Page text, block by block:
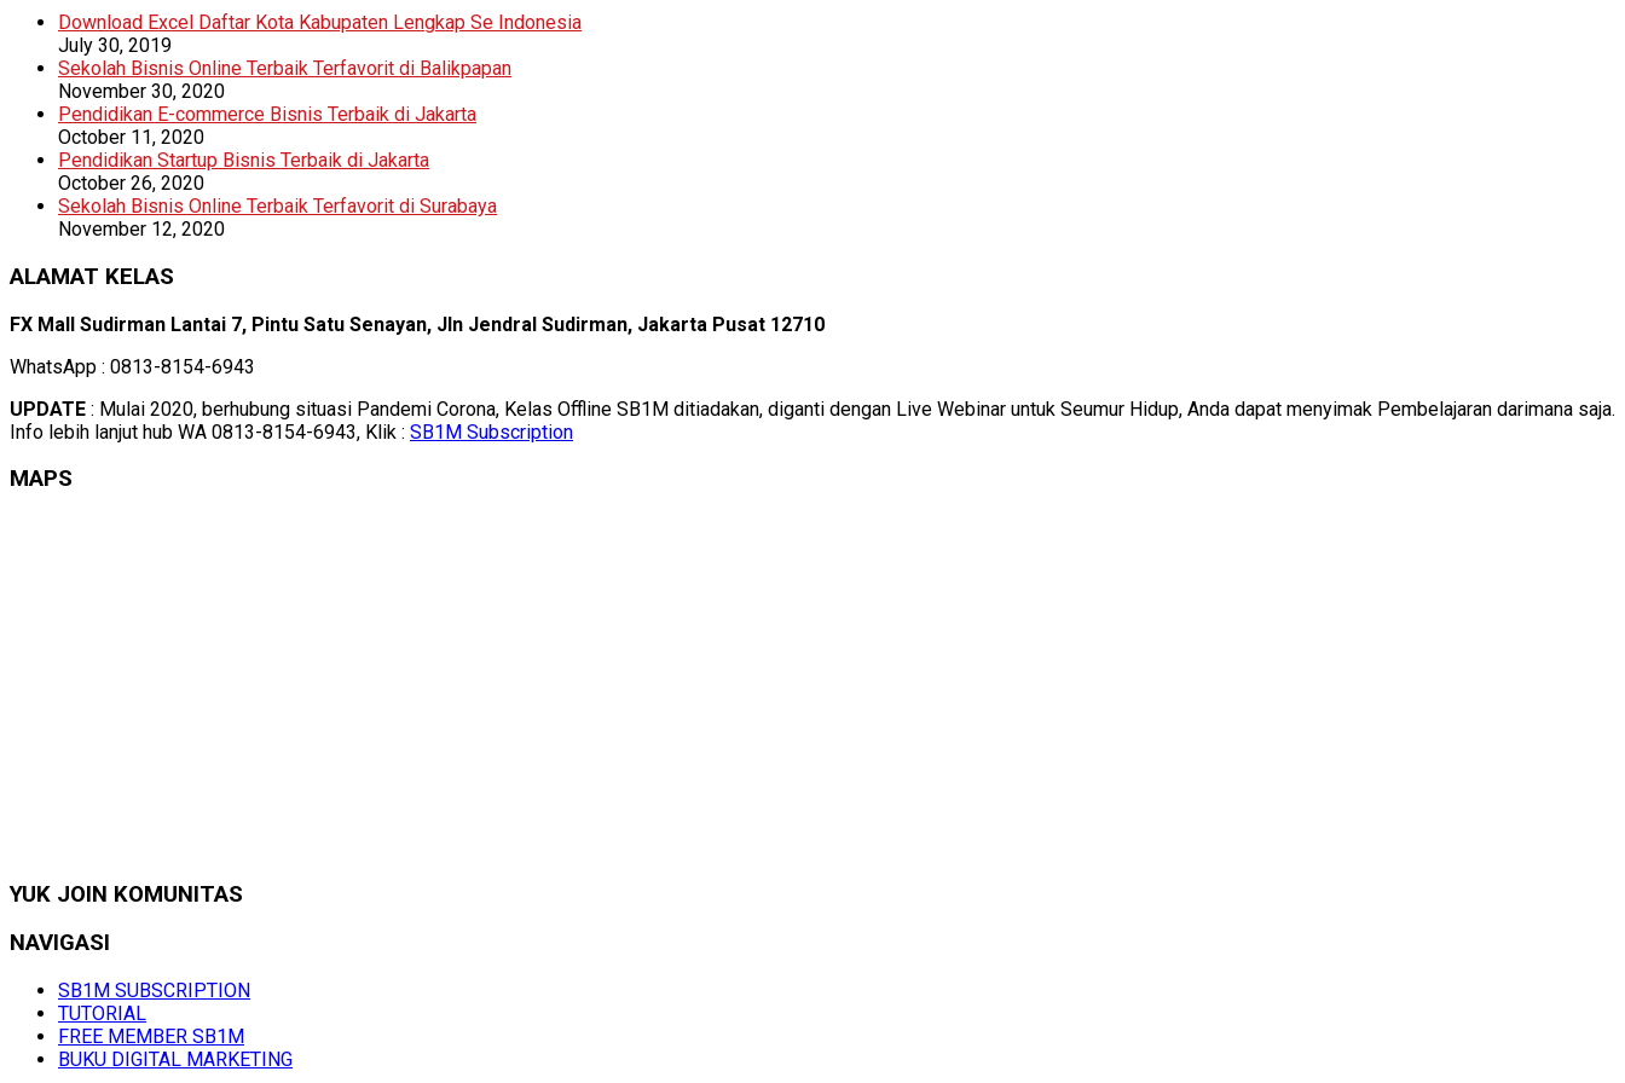
Download Excel Daftar Kota Kabupaten Lengkap Se Indonesia
July 30, 2019
Sekolah Bisnis Online Terbaik Terfavorit di Balikpapan
November 30, 2020
Pendidikan E-commerce Bisnis Terbaik di Jakarta
October 11, 2020
Pendidikan Startup Bisnis Terbaik di Jakarta
October 26, 2020
Sekolah Bisnis Online Terbaik Terfavorit di Surabaya
November 12, 2020
ALAMAT KELAS
FX Mall Sudirman Lantai 7, Pintu Satu Senayan, Jln Jendral Sudirman, Jakarta Pusat 12710
WhatsApp : 0813-8154-6943
UPDATE : Mulai 2020, berhubung situasi Pandemi Corona, Kelas Offline SB1M ditiadakan, diganti dengan Live Webinar untuk Seumur Hidup, Anda dapat menyimak Pembelajaran darimana saja.
Info lebih lanjut hub WA 0813-8154-6943, Klik : SB1M Subscription
MAPS
YUK JOIN KOMUNITAS
NAVIGASI
SB1M SUBSCRIPTION
TUTORIAL
FREE MEMBER SB1M
BUKU DIGITAL MARKETING